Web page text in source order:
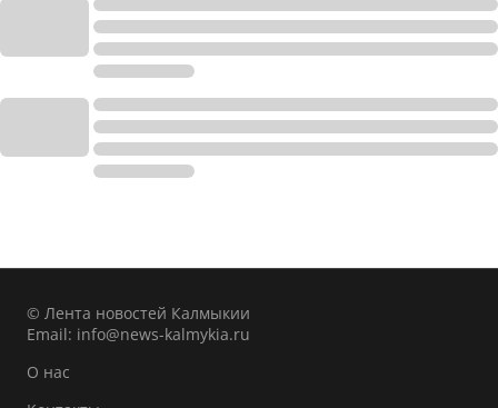
© Лента новостей Калмыкии
Email: info@news-kalmykia.ru
О нас